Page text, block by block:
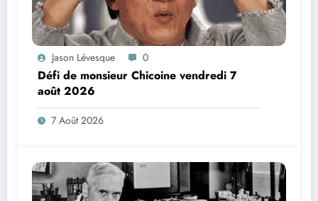
Jason Lévesque 0
Défi de monsieur Chicoine vendredi 7
août 2026
7 Août 2026